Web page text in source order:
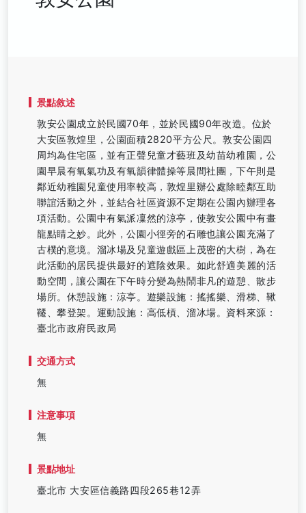
景點敘述
敦安公園成立於民國70年，並於民國90年改造。位於
大安區敦煌里，公園面積2820平方公尺。敦安公園四
周均為住宅區，並有正聲兒童才藝班及幼苗幼稚園，公
園早晨有氧氣功及有氧韻律體操等晨間社團，下午則是
鄰近幼稚園兒童使用率較高，敦煌里辦公處除睦鄰互助
聯誼活動之外，並結合社區資源不定期在公園內辦理各
項活動。公園中有氣派凜然的涼亭，使敦安公園中有畫
龍點睛之妙。此外，公園小徑旁的石雕也讓公園充滿了
古樸的意境。溜冰場及兒童遊戲區上茂密的大樹，為在
此活動的居民提供最好的遮陰效果。如此舒適美麗的活
動空間，讓公園在下午時分變為熱鬧非凡的遊憩、散步
場所。休憩設施：涼亭。遊樂設施：搖搖樂、滑梯、鞦
韆、攀登架。運動設施：高低槓、溜冰場。資料來源：
臺北市政府民政局
交通方式
無
注意事項
無
景點地址
臺北市 大安區信義路四段265巷12弄